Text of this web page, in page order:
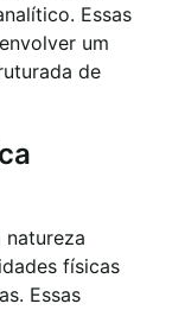
Essas
um
de
natureza
físicas
Essas